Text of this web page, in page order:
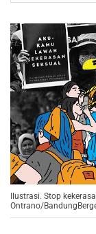
Ilustrasi. Stop
Ontrano/